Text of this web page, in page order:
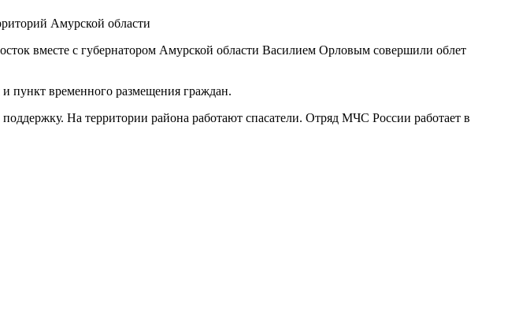
вместе с губернатором Амурской области Василием Орловым совершили облет
пункт временного размещения граждан.
На территории района работают спасатели. Отряд МЧС России работает в